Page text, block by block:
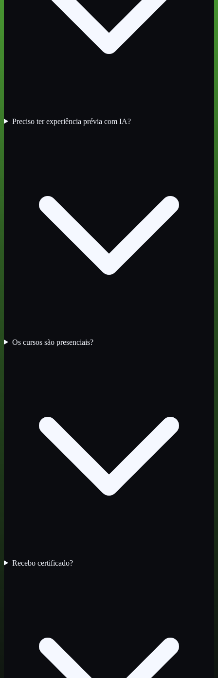
Preciso ter experiência prévia com IA?
Os cursos são presenciais?
Recebo certificado?